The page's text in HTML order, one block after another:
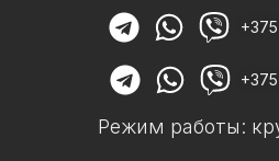
Режим работы: